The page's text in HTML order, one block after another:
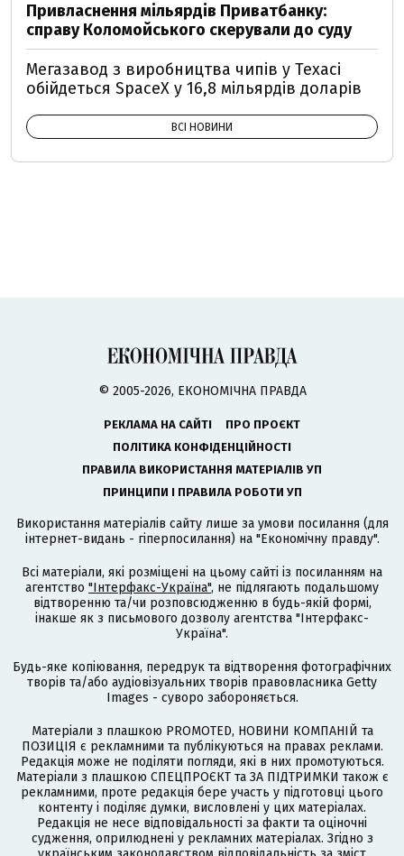
Привласнення мільярдів Приватбанку:
справу Коломойського скерували до суду
Мегазавод з виробництва чипів у Техасі
обійдеться SpaceX у 16,8 мільярдів доларів
ВСІ НОВИНИ
© 2005-2026, ЕКОНОМІЧНА ПРАВДА
РЕКЛАМА НА САЙТІ
ПРО ПРОЄКТ
ПОЛІТИКА КОНФІДЕНЦІЙНОСТІ
ПРАВИЛА ВИКОРИСТАННЯ МАТЕРІАЛІВ УП
ПРИНЦИПИ І ПРАВИЛА РОБОТИ УП
Використання матеріалів сайту лише за умови посилання (для
інтернет-видань - гіперпосилання) на "Економічну правду".
Всі матеріали, які розміщені на цьому сайті із посиланням на
агентство "Інтерфакс-Україна", не підлягають подальшому
відтворенню та/чи розповсюдженню в будь-якій формі,
інакше як з письмового дозволу агентства "Інтерфакс-
Україна".
Будь-яке копіювання, передрук та відтворення фотографічних
творів та/або аудіовізуальних творів правовласника Getty
Images - суворо забороняється.
Матеріали з плашкою PROMOTED, НОВИНИ КОМПАНІЙ та
ПОЗИЦІЯ є рекламними та публікуються на правах реклами.
Редакція може не поділяти погляди, які в них промотуються.
Матеріали з плашкою СПЕЦПРОЄКТ та ЗА ПІДТРИМКИ також є
рекламними, проте редакція бере участь у підготовці цього
контенту і поділяє думки, висловлені у цих матеріалах.
Редакція не несе відповідальності за факти та оціночні
судження, оприлюднені у рекламних матеріалах. Згідно з